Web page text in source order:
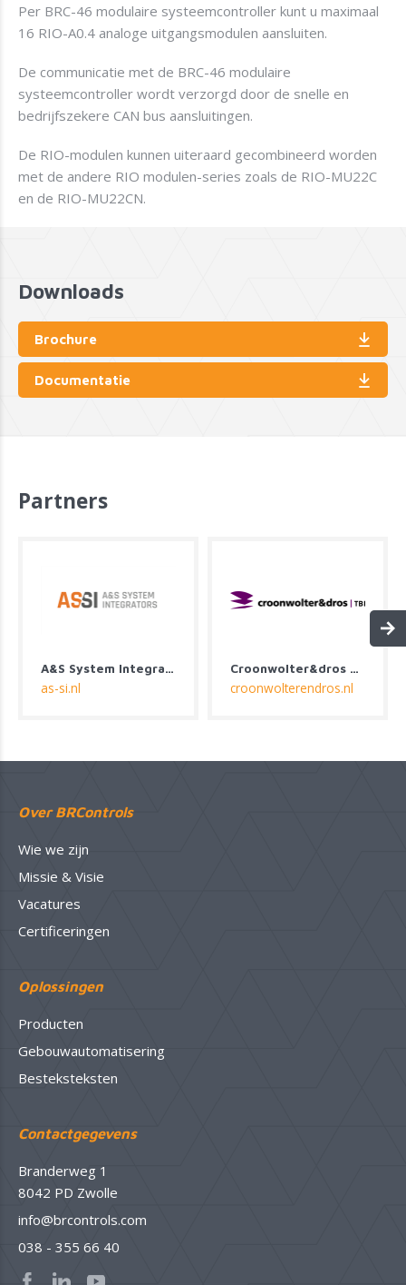
Per BRC-46 modulaire systeemcontroller kunt u maximaal
16 RIO-A0.4 analoge uitgangsmodulen aansluiten.
De communicatie met de BRC-46 modulaire
systeemcontroller wordt verzorgd door de snelle en
bedrijfszekere CAN bus aansluitingen.
De RIO-modulen kunnen uiteraard gecombineerd worden
met de andere RIO modulen-series zoals de RIO-MU22C
en de RIO-MU22CN.
Downloads
Brochure
Documentatie
Partners
A&S System Integrators
as-si.nl
Croonwolter&dros B.V.
croonwolterendros.nl
Over BRControls
Wie we zijn
Missie & Visie
Vacatures
Certificeringen
Oplossingen
Producten
Gebouwautomatisering
Besteksteksten
Contactgegevens
Branderweg 1
8042 PD Zwolle
info@brcontrols.com
038 - 355 66 40